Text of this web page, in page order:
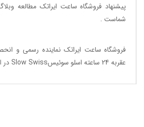
پیشنهاد فروشگاه ساعت ایراتک مطالعه
شماست .
فروشگاه ساعت ایراتک نماینده رسمی و
عقربه 24 ساعته اسلو سوئیسSlow Swiss در ایران